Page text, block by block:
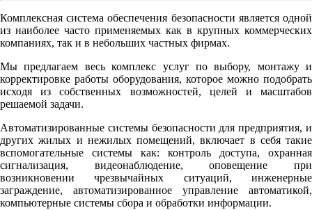
Комплексная система обеспечения безопасности является одной
из наиболее часто применяемых как в крупных коммерческих
компаниях, так и в небольших частных фирмах.
Мы предлагаем весь комплекс услуг по выбору, монтажу и
корректировке работы оборудования, которое можно подобрать
исходя из собственных возможностей, целей и масштабов
решаемой задачи.
Автоматизированные системы безопасности для предприятия, и
других жилых и нежилых помещений, включает в себя такие
вспомогательные системы как: контроль доступа, охранная
сигнализация, видеонаблюдение, оповещение при
возникновении чрезвычайных ситуаций, инженерные
заграждение, автоматизированное управление автоматикой,
компьютерные системы сбора и обработки информации.